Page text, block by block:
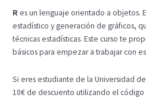
Res un lenguaje orientado a objetos.
estadístico y generación de gráficos,
técnicas estadísticas. Este curso te
básicos para empezar a trabajar con
Si eres estudiante de la Universidad
10€ de descuento utilizando el código